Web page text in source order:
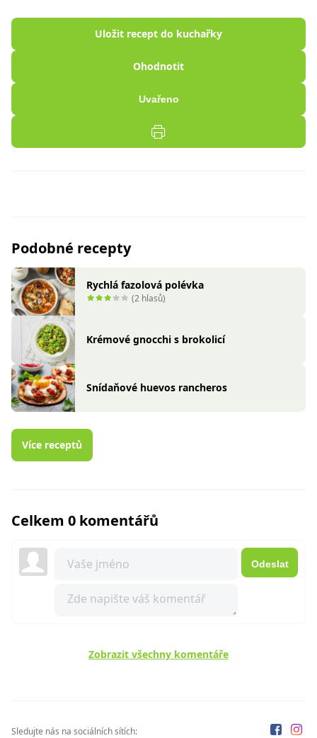
Uložit recept do kuchařky
Ohodnotit
Uvařeno
Podobné recepty
Rychlá fazolová polévka
(2 hlasů)
Krémové gnocchi s brokolicí
Snídaňové huevos rancheros
Více receptů
Celkem 0 komentářů
Odeslat
Zobrazit všechny komentáře
Sledujte nás na sociálních sítích: